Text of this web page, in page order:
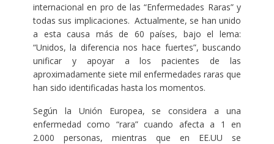
internacional en pro de las “Enfermedades Raras” y
todas sus implicaciones. Actualmente, se han unido
a esta causa más de 60 países, bajo el lema:
“Unidos, la diferencia nos hace fuertes”, buscando
unificar y apoyar a los pacientes de las
aproximadamente siete mil enfermedades raras que
han sido identificadas hasta los momentos.
Según la Unión Europea, se considera a una
enfermedad como “rara” cuando afecta a 1 en
2.000 personas, mientras que en EE.UU se